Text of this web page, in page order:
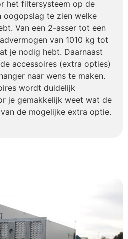
het filtersysteem op de
oogopslag te zien welke
Van een 2-asser tot een
van 1010 kg tot
je nodig hebt. Daarnaast
accessoires (extra opties)
naar wens te maken.
wordt duidelijk
je gemakkelijk weet wat de
de mogelijke extra optie.